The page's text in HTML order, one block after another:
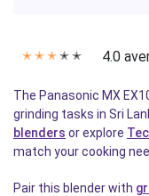
✭ ✭ ✭ ✭ ✭ 4.0
The Panasonic MX
grinding tasks in Sri
blenders or explore
match your cooking
Pair this blender with